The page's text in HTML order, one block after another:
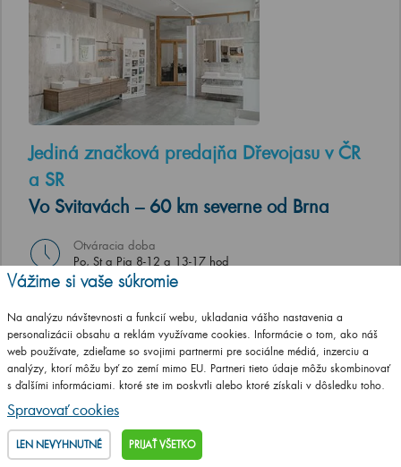
Jediná značková predajňa Dřevojasu v ČR
a SR
Vo Svitavách – 60 km severne od Brna
Otváracia doba
Po, St a Pia 8-12 a 13-17 hod
Út a Št ZATVORENÉ
Adresa predajne
T. G. Masaryka 46/22, 568 02 Svitavy
UKÁŽ NA MAPE
Vážime si vaše súkromie
Na analýzu návštevnosti a funkcií webu, ukladania vášho nastavenia a
personalizácii obsahu a reklám využívame cookies. Informácie o tom, ako náš
web používate, zdieľame so svojimi partnermi pre sociálne médiá, inzerciu a
analýzy, ktorí môžu byť zo zemí mimo EU. Partneri tieto údaje môžu skombinovať
s ďalšími informáciami, ktoré ste im poskytli alebo ktoré získali v dôsledku toho,
že používate ich služby.
Spravovať cookies
LEN NEVYHNUTNÉ PRIJAŤ VŠETKO